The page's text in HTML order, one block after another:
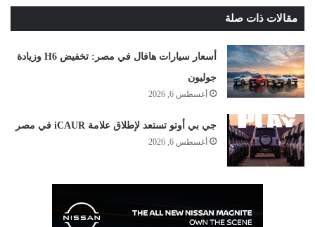
مقالات ذات صلة
أسعار سيارات هافال في مصر: تخفيض H6 وزيادة
جوليون
أغسطس 6, 2026
جي بي أوتو تستعد لإطلاق علامة iCAUR في مصر
أغسطس 6, 2026